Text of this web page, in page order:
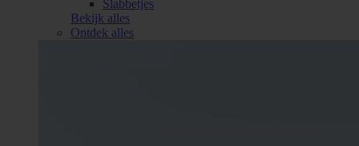
Slabbetjes
Bekijk alles
Ontdek alles